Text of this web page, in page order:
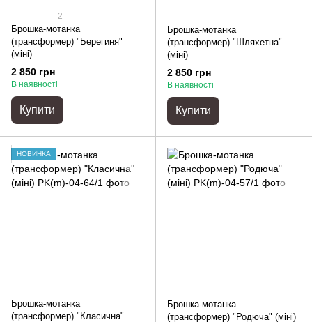
2
Брошка-мотанка
(трансформер) "Берегиня"
(міні)
2 850 грн
В наявності
Купити
Брошка-мотанка
(трансформер) "Шляхетна"
(міні)
2 850 грн
В наявності
Купити
НОВИНКА
Брошка-мотанка
(трансформер) "Класична"
Брошка-мотанка
(трансформер) "Родюча" (міні)